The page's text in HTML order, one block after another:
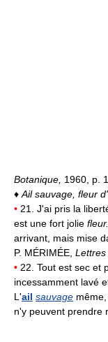
Botanique, 1960, p.
♦ Ail sauvage, fleur
• 21. J'ai pris la
est une fort jolie fleur.
arrivant, mais mise
P. MÉRIMÉE, Lettres
• 22. Tout est sec et
incessamment lavé
L'ail sauvage
n'y peuvent prendre